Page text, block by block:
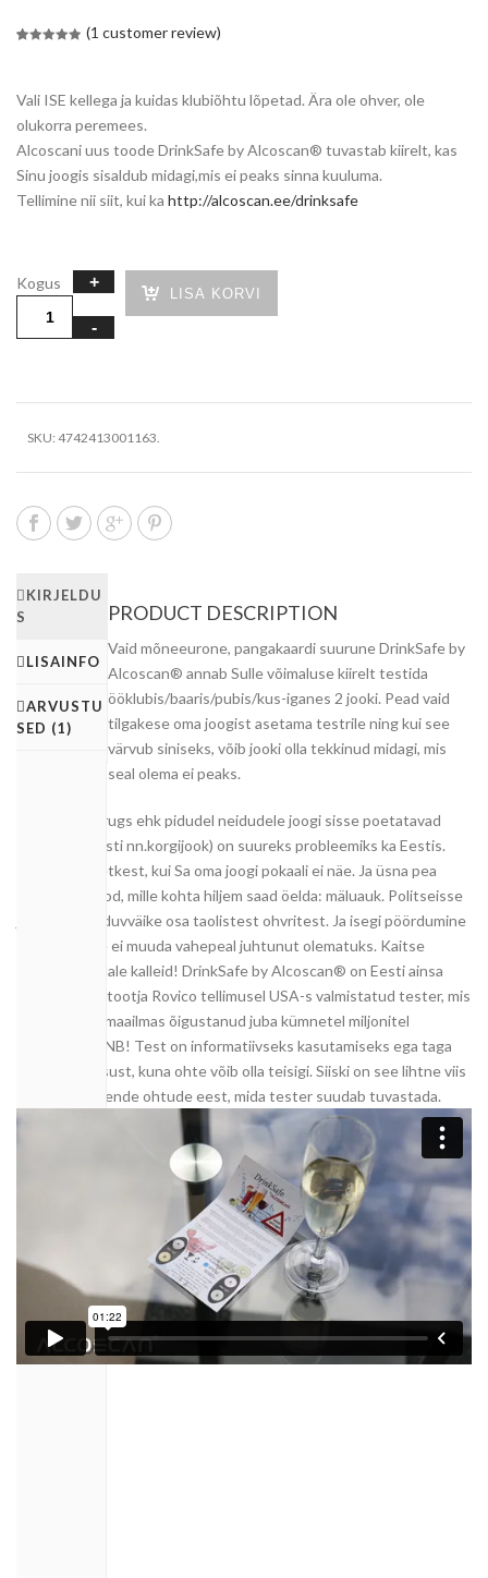
(1 customer review)
Vali ISE kellega ja kuidas klubiõhtu lõpetad. Ära ole ohver, ole
olukorra peremees.
Alcoscani uus toode DrinkSafe by Alcoscan® tuvastab kiirelt, kas
Sinu joogis sisaldub midagi,mis ei peaks sinna kuuluma.
Tellimine nii siit, kui ka http://alcoscan.ee/drinksafe
Kogus
LISA KORVI
SKU: 4742413001163.
KIRJELDU
S
LISAINFO
ARVUSTU
SED (1)
PRODUCT DESCRIPTION
Vaid mõneeurone, pangakaardi suurune DrinkSafe by
Alcoscan® annab Sulle võimaluse kiirelt testida
ööklubis/baaris/pubis/kus-iganes 2 jooki. Pead vaid
tilgakese oma joogist asetama testrile ning kui see
värvub siniseks, võib jooki olla tekkinud midagi, mis
seal olema ei peaks.
Date Rape Drugs ehk pidudel neidudele joogi sisse poetatavad
ained (enamasti nn.korgijook) on suureks probleemiks ka Eestis.
Piisab vaid hetkest, kui Sa oma joogi pokaali ei näe. Ja üsna pea
saabub periood, mille kohta hiljem saad öelda: mäluauk. Politseisse
jõuab vaid kaduvväike osa taolistest ohvritest. Ja isegi pöördumine
politsei poole ei muuda vahepeal juhtunut olematuks. Kaitse
ennast ja endale kalleid! DrinkSafe by Alcoscan® on Eesti ainsa
alkomeetrite tootja Rovico tellimusel USA-s valmistatud tester, mis
on end mujal maailmas õigustanud juba kümnetel miljonitel
pidutsejatel. NB! Test on informatiivseks kasutamiseks ega taga
100% turvalisust, kuna ohte võib olla teisigi. Siiski on see lihtne viis
kaitsta end nende ohtude eest, mida tester suudab tuvastada.